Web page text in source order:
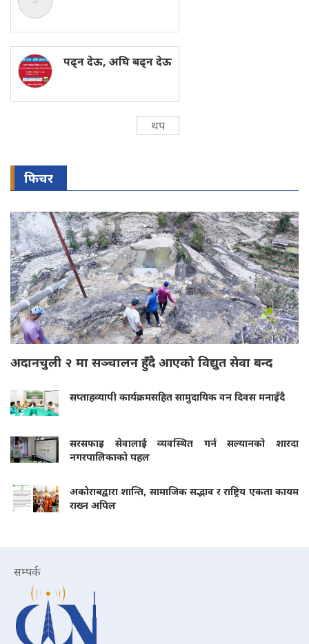
पढ्न देऊ, अघि बढ्न देऊ
थप
फिचर
अदानचुली २ मा सञ्चालन हुँदै आएको विद्युत सेवा बन्द
सप्ताहव्यापी कार्यक्रमसहित सामुदायिक वन दिवस मनाइँदै
सरसफाइ सेवालाई व्यवस्थित गर्न सल्यानको शारदा
नगरपालिकाको पहल
अकोराबद्वारा शान्ति, सामाजिक सद्भाव र राष्ट्रिय एकता कायम
राख्न अपिल
सम्पर्क